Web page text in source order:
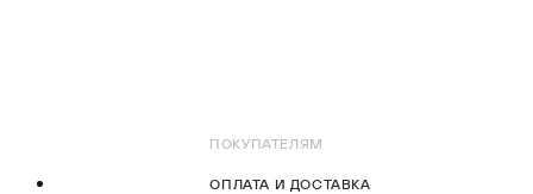
ПОКУПАТЕЛЯМ
ОПЛАТА И ДОСТАВКА